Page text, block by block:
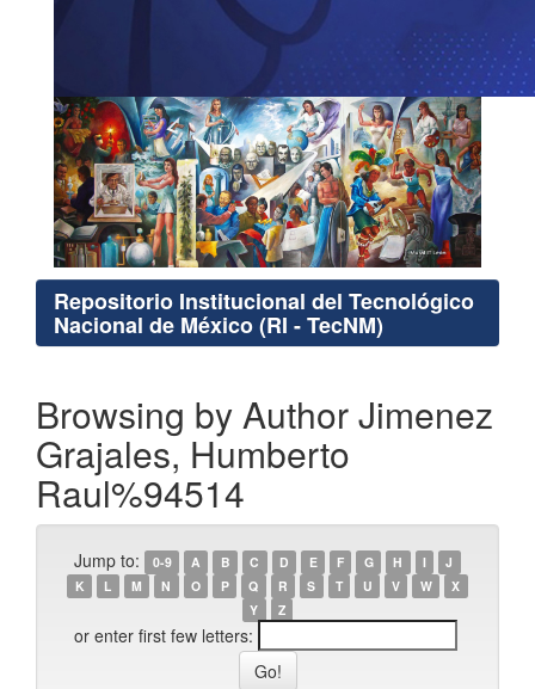
Repositorio Institucional del Tecnológico
Nacional de México (RI - TecNM)
Browsing by Author Jimenez
Grajales, Humberto
Raul%94514
Jump to: 0-9 A B C D E F G H I
J
K
L M N O P Q R S T U V W
X
Y
Z
or enter first few letters: